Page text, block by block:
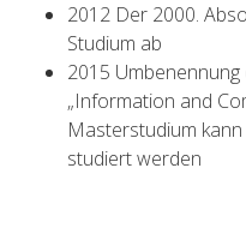
2012 Der 2000.
Studium ab
2015
„Information and
Masterstudium
studiert werden